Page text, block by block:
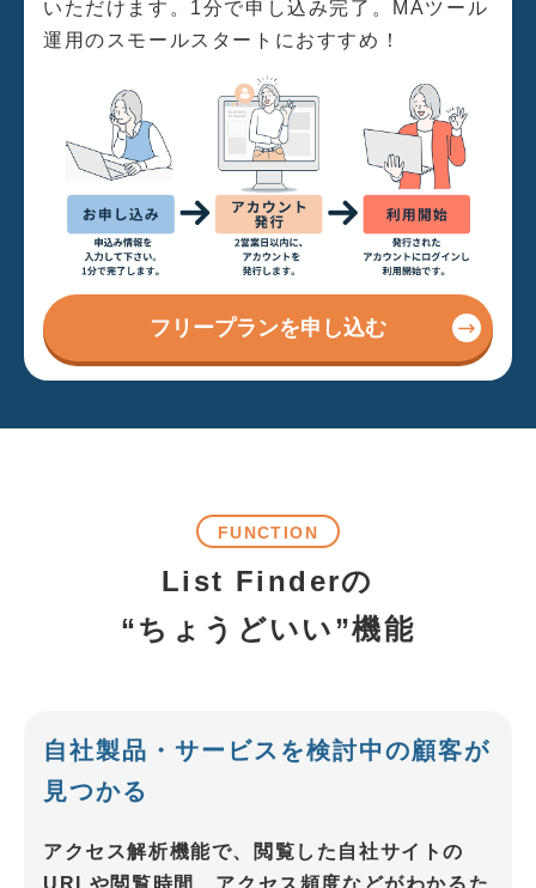
いただけます。1分で申し込み完了。MAツール
運用のスモールスタートにおすすめ！
フリープランを申し込む
FUNCTION
List Finderの
“ちょうどいい”機能
自社製品・サービスを検討中の顧客が
見つかる
アクセス解析機能で、閲覧した自社サイトの
URLや閲覧時間、アクセス頻度などがわかるた